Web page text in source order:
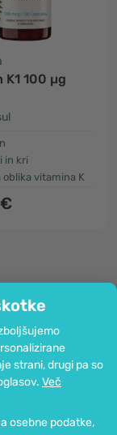
strani, drugi pa so
Več
osebne podatke,
K1 100 µg
in kri
oblika vitamina K